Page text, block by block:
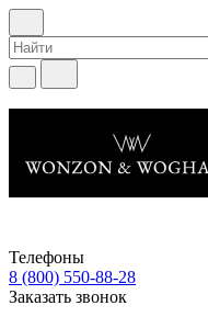
Телефоны
8 (800) 550-88-28
Заказать звонок